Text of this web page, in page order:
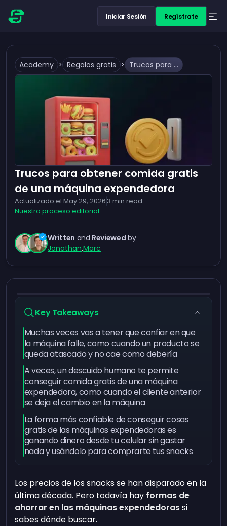
Iniciar Sesión Regístrate
Academy > Regalos gratis > Trucos para obtener comida gratis de una máquina expendedora
Trucos para obtener comida gratis
de una máquina expendedora
Actualizado el May 29, 2026 3 min read
Nuestro proceso editorial
Written and Reviewed by
Jonathan,Marc
Key Takeaways
Muchas veces vas a tener que confiar en que
la máquina falle, como cuando un producto se
queda atascado y no cae como debería
A veces, un descuido humano te permite
conseguir comida gratis de una máquina
expendedora, como cuando el cliente anterior
se deja el cambio en la máquina
La forma más confiable de conseguir cosas
gratis de las máquinas expendedoras es
ganando dinero desde tu celular sin gastar
nada y usándolo para comprarte tus snacks
Los precios de los snacks se han disparado en la
última década. Pero todavía hay formas de
ahorrar en las máquinas expendedorassi
sabes dónde buscar.